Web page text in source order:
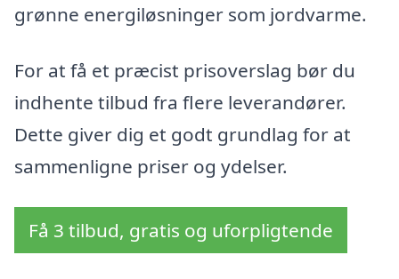
grønne energiløsninger som jordvarme.
For at få et præcist prisoverslag bør du
indhente tilbud fra flere leverandører.
Dette giver dig et godt grundlag for at
sammenligne priser og ydelser.
Få 3 tilbud, gratis og uforpligtende